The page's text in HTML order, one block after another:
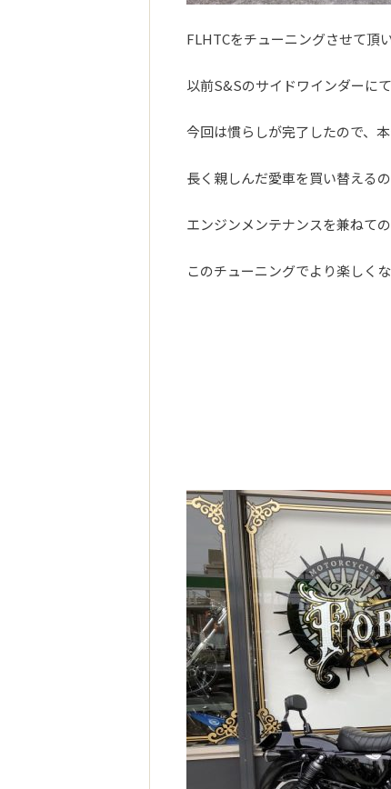
FLHTCをチューニングさせて頂
以前S&Sのサイドワインダーに
今回は慣らしが完了したので、
長く親しんだ愛車を買い替える
エンジンメンテナンスを兼ねて
このチューニングでより楽しく